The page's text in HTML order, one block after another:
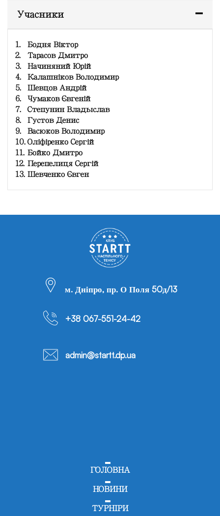
Учасники
1.
Бодня Віктор
2.
Тарасов Дмитро
3.
Начиняний Юрій
4.
Калашніков Володимир
5.
Шевцов Андрій
6.
Чумаков Євгеній
7.
Степунин Владыслав
8.
Густов Денис
9.
Васюков Володимир
10.Оліфіренко Сергій
11. Бойко Дмитро
12. Перепелиця Сергій
13. Шевченко Євген
м. Дніпро, пр. О Поля 50д/13
+38 067-551-24-42
admin@startt.dp.ua
ГОЛОВНА
НОВИНИ
ТУРНІРИ